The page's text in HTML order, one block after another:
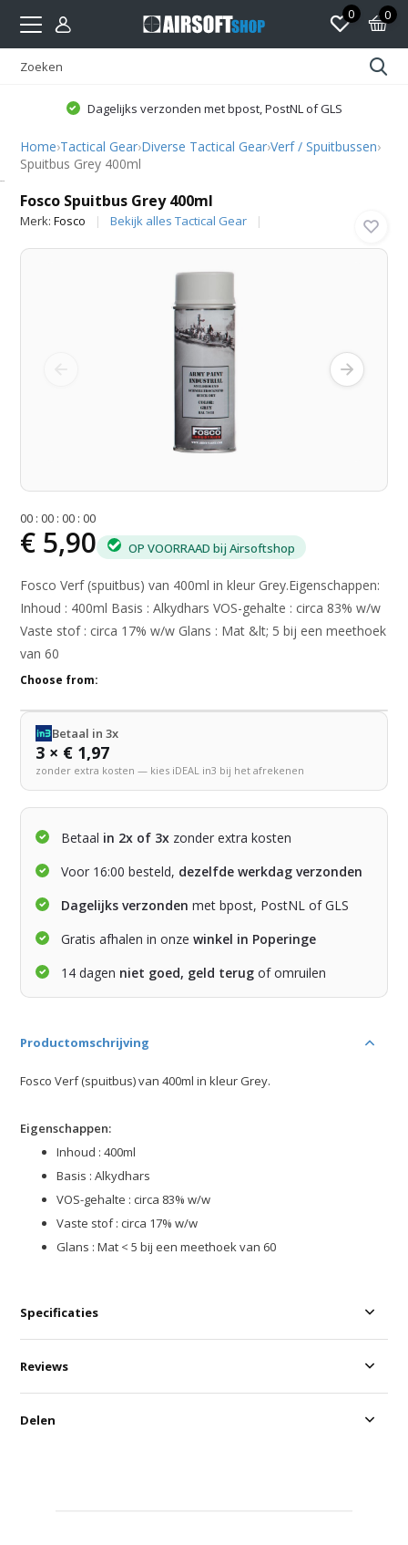
0 0
Dagelijks verzonden met bpost, PostNL of GLS
Home›Tactical Gear›Diverse Tactical Gear›Verf / Spuitbussen›
Spuitbus Grey 400ml
Fosco Spuitbus Grey 400ml
Merk:Fosco Bekijk alles Tactical Gear
00 :00 :00 :00
€ 5,90 OP VOORRAAD bij Airsoftshop
Fosco Verf (spuitbus) van 400ml in kleur Grey.Eigenschappen:
Inhoud : 400ml Basis : Alkydhars VOS-gehalte : circa 83% w/w
Vaste stof : circa 17% w/w Glans : Mat &lt; 5 bij een meethoek
van 60
Choose from:
Betaal in 3x
3 × € 1,97
zonder extra kosten — kies iDEAL in3 bij het afrekenen
Betaal in 2x of 3x zonder extra kosten
Voor 16:00 besteld, dezelfde werkdag verzonden
Dagelijks verzonden met bpost, PostNL of GLS
Gratis afhalen in onzewinkel in Poperinge
14 dagen niet goed, geld terug of omruilen
Productomschrijving
Fosco Verf (spuitbus) van 400ml in kleur Grey.
Eigenschappen:
Inhoud : 400ml
Basis : Alkydhars
VOS-gehalte : circa 83% w/w
Vaste stof : circa 17% w/w
Glans : Mat < 5 bij een meethoek van 60
Specificaties
Reviews
Delen